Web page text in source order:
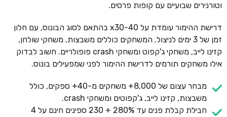
וטורנירים שבועיים עם קופות פרסים.
דרישת ההימור עומדת על x30-40 בהתאם לסוג הבונוס, עם חלון
זמן של 3 ימים לניצול. המשחקים כוללים משבצות, משחקי שולחן,
קזינו לייב, משחקי ג'קפוט ומשחקי crash פופולריים. חשוב לבדוק
אילו משחקים תורמים לדרישת ההימור לפני שמפעילים בונוס.
מבחר עצום של 8,000+ משחקים מ-40+ ספקים, כולל
משבצות, קזינו לייב, ג'קפוטים ומשחקי crash.
חבילת קבלת פנים עד 280% + 230 ספינים חינם על 4